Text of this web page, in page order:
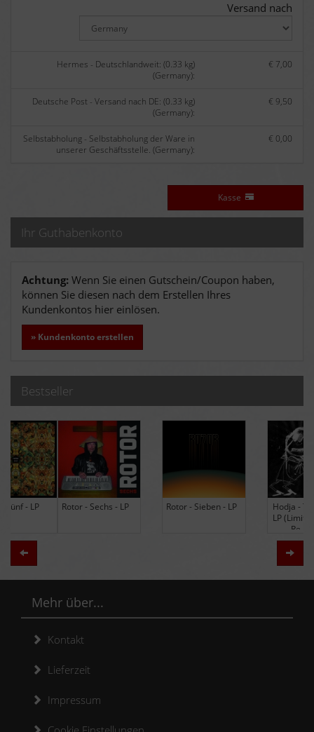
Versand nach
Hermes - Deutschlandweit: (0.33 kg)
(Germany):
€ 7,00
Deutsche Post - Versand nach DE: (0.33 kg)
(Germany):
€ 9,50
Selbstabholung - Selbstabholung der Ware in
unserer Geschäftsstelle. (Germany):
€ 0,00
Kasse
Ihr Guthabenkonto
Achtung: Wenn Sie einen Gutschein/Coupon haben,
können Sie diesen nach dem Erstellen Ihres
Kundenkontos hier einlösen.
» Kundenkonto erstellen
Bestseller
Rotor - Sechs - LP Rotor - Sieben - LP
Hodja - The Band -
LP (Limited Edition
Zurück
Mehr über...
Kontakt
Lieferzeit
Impressum